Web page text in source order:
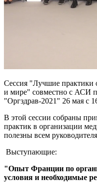
Сессия "Лучшие практики
и мире" совместно с АСИ
"Оргздрав-2021" 26 мая с
В этой сессии собраны
практик в организации
полезны всем
Выступающие:
"Опыт Франции по
условия и необходимые